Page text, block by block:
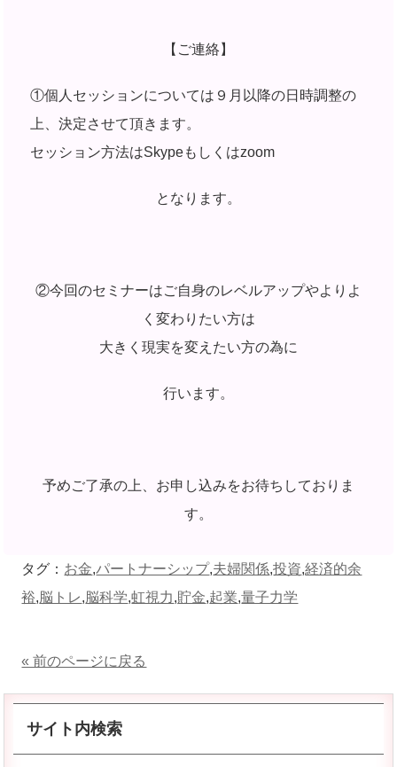
【ご連絡】
①個人セッションについては９月以降の日時調整の
上、決定させて頂きます。
セッション方法はSkypeもしくはzoom
となります。
②今回のセミナーはご自身のレベルアップやよりよ
く変わりたい方は
大きく現実を変えたい方の為に
行います。
予めご了承の上、お申し込みをお待ちしておりま
す。
タグ： お金,パートナーシップ,夫婦関係,投資,経済的余
裕, 脳トレ, 脳科学,虹視力,貯金,起業,量子力学
« 前のページに戻る
サイト内検索